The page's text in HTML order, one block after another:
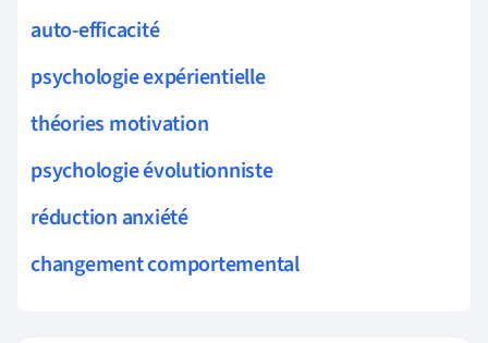
auto-efficacité
psychologie expérientielle
théories motivation
psychologie évolutionniste
réduction anxiété
changement comportemental